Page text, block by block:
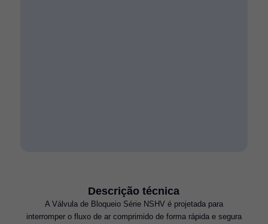
Descrição técnica
A Válvula de Bloqueio Série NSHV é projetada para
interromper o fluxo de ar comprimido de forma rápida e segura